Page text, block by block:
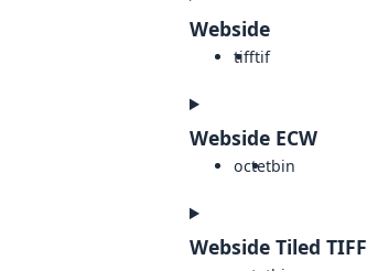
Webside
tifftif
Webside ECW
octetbin
Webside Tiled TIFF